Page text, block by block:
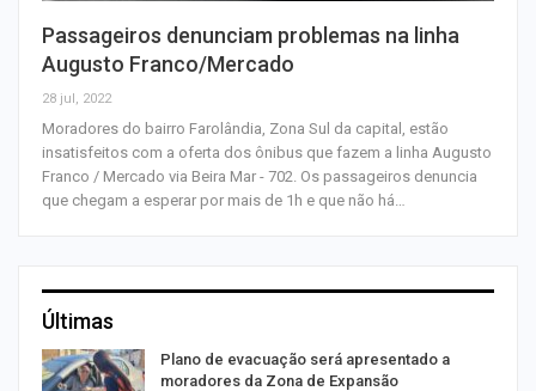
Passageiros denunciam problemas na linha
Augusto Franco/Mercado
28 jul, 2022
Moradores do bairro Farolândia, Zona Sul da capital, estão
insatisfeitos com a oferta dos ônibus que fazem a linha Augusto
Franco / Mercado via Beira Mar - 702. Os passageiros denuncia
que chegam a esperar por mais de 1h e que não há…
Últimas
Plano de evacuação será apresentado a
moradores da Zona de Expansão